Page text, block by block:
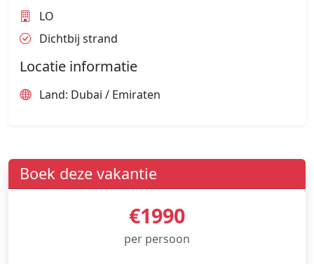
LO
Dichtbij strand
Locatie informatie
Land: Dubai / Emiraten
Boek deze vakantie
€1990
per persoon